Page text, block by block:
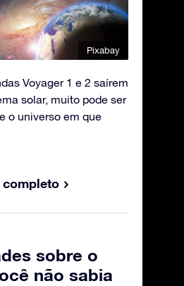
Pixabay
Voyager 1 e 2 saírem
solar, muito pode ser
o universo em que
sobre o
não sabia